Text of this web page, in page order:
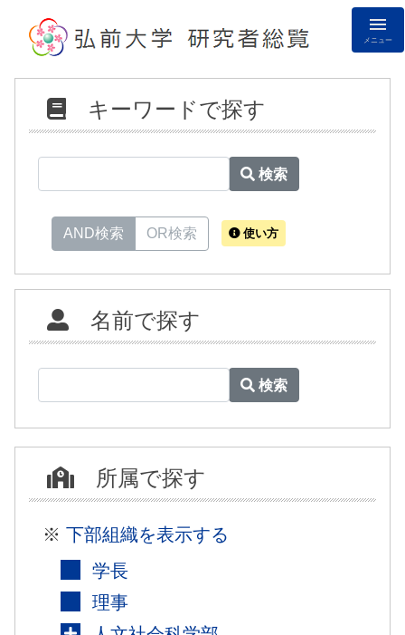
メニュー
キーワードで探す
検索
AND検索 OR検索 使い方
名前で探す
検索
所属で探す
※ 下部組織を表示する
学長
理事